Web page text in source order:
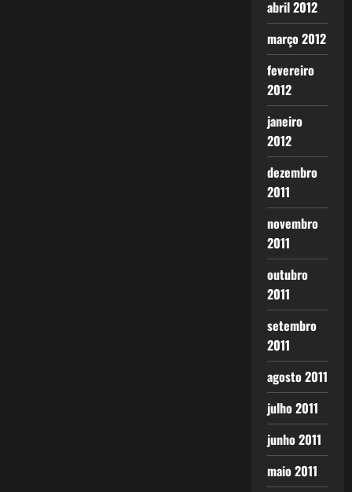
abril 2012
março 2012
fevereiro
2012
janeiro
2012
dezembro
2011
novembro
2011
outubro
2011
setembro
2011
agosto 2011
julho 2011
junho 2011
maio 2011